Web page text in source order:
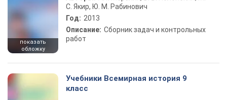
показать
обложку
С. Якир, Ю. М. Рабинович
Год: 2013
Описание: Сборник задач и контрольных
работ
Учебники Всемирная история 9
класс